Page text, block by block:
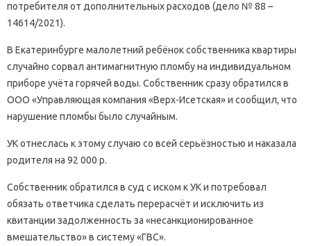
потребителя от дополнительных расходов (дело № 88 –
14614/2021).
В Екатеринбурге малолетний ребёнок собственника квартиры
случайно сорвал антимагнитную пломбу на индивидуальном
приборе учёта горячей воды. Собственник сразу обратился в
ООО «Управляющая компания «Верх-Исетская» и сообщил, что
нарушение пломбы было случайным.
УК отнеслась к этому случаю со всей серьёзностью и наказала
родителя на 92 000 р.
Собственник обратился в суд с иском к УК и потребовал
обязать ответчика сделать перерасчёт и исключить из
квитанции задолженность за «несанкционированное
вмешательство» в систему «ГВС».